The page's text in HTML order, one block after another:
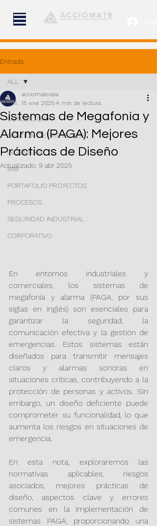
Entrada
ALL
CONSULTORÍA
GESTIÓN DE PROYECTOS
INGENIERÍA
BIM
PORTAFOLIO PROYECTOS
PROCESOS
SEGURIDAD INDUSTRIAL
CORPORATIVO
ALL
Sistemas de Megafonía y
Alarma (PAGA): Mejores
Prácticas de Diseño
acciomatespa
15 ene 2025 4 min de lectura
Actualizado: 9 abr 2025
En entornos industriales y
comerciales, los sistemas de
megafonía y alarma (PAGA, por sus
siglas en inglés) son esenciales para
garantizar la seguridad, la
comunicación efectiva y la gestión de
emergencias. Estos sistemas están
diseñados para transmitir mensajes
claros y alarmas sonoras en
situaciones críticas, contribuyendo a la
protección de personas y activos. Sin
embargo, un diseño deficiente puede
comprometer su funcionalidad, lo que
aumenta los riesgos en situaciones de
emergencia.
En esta nota, exploraremos las
normativas aplicables, riesgos
asociados, mejores prácticas de
diseño, aspectos clave y errores
comunes en la implementación de
sistemas PAGA, proporcionando una